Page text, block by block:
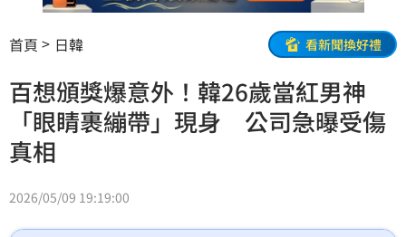
首頁 日韓 看新聞換好禮
百想頒獎爆意外！韓26歲當紅男神
「眼睛裹繃帶」現身 公司急曝受傷
真相
2026/05/09 19:19:00